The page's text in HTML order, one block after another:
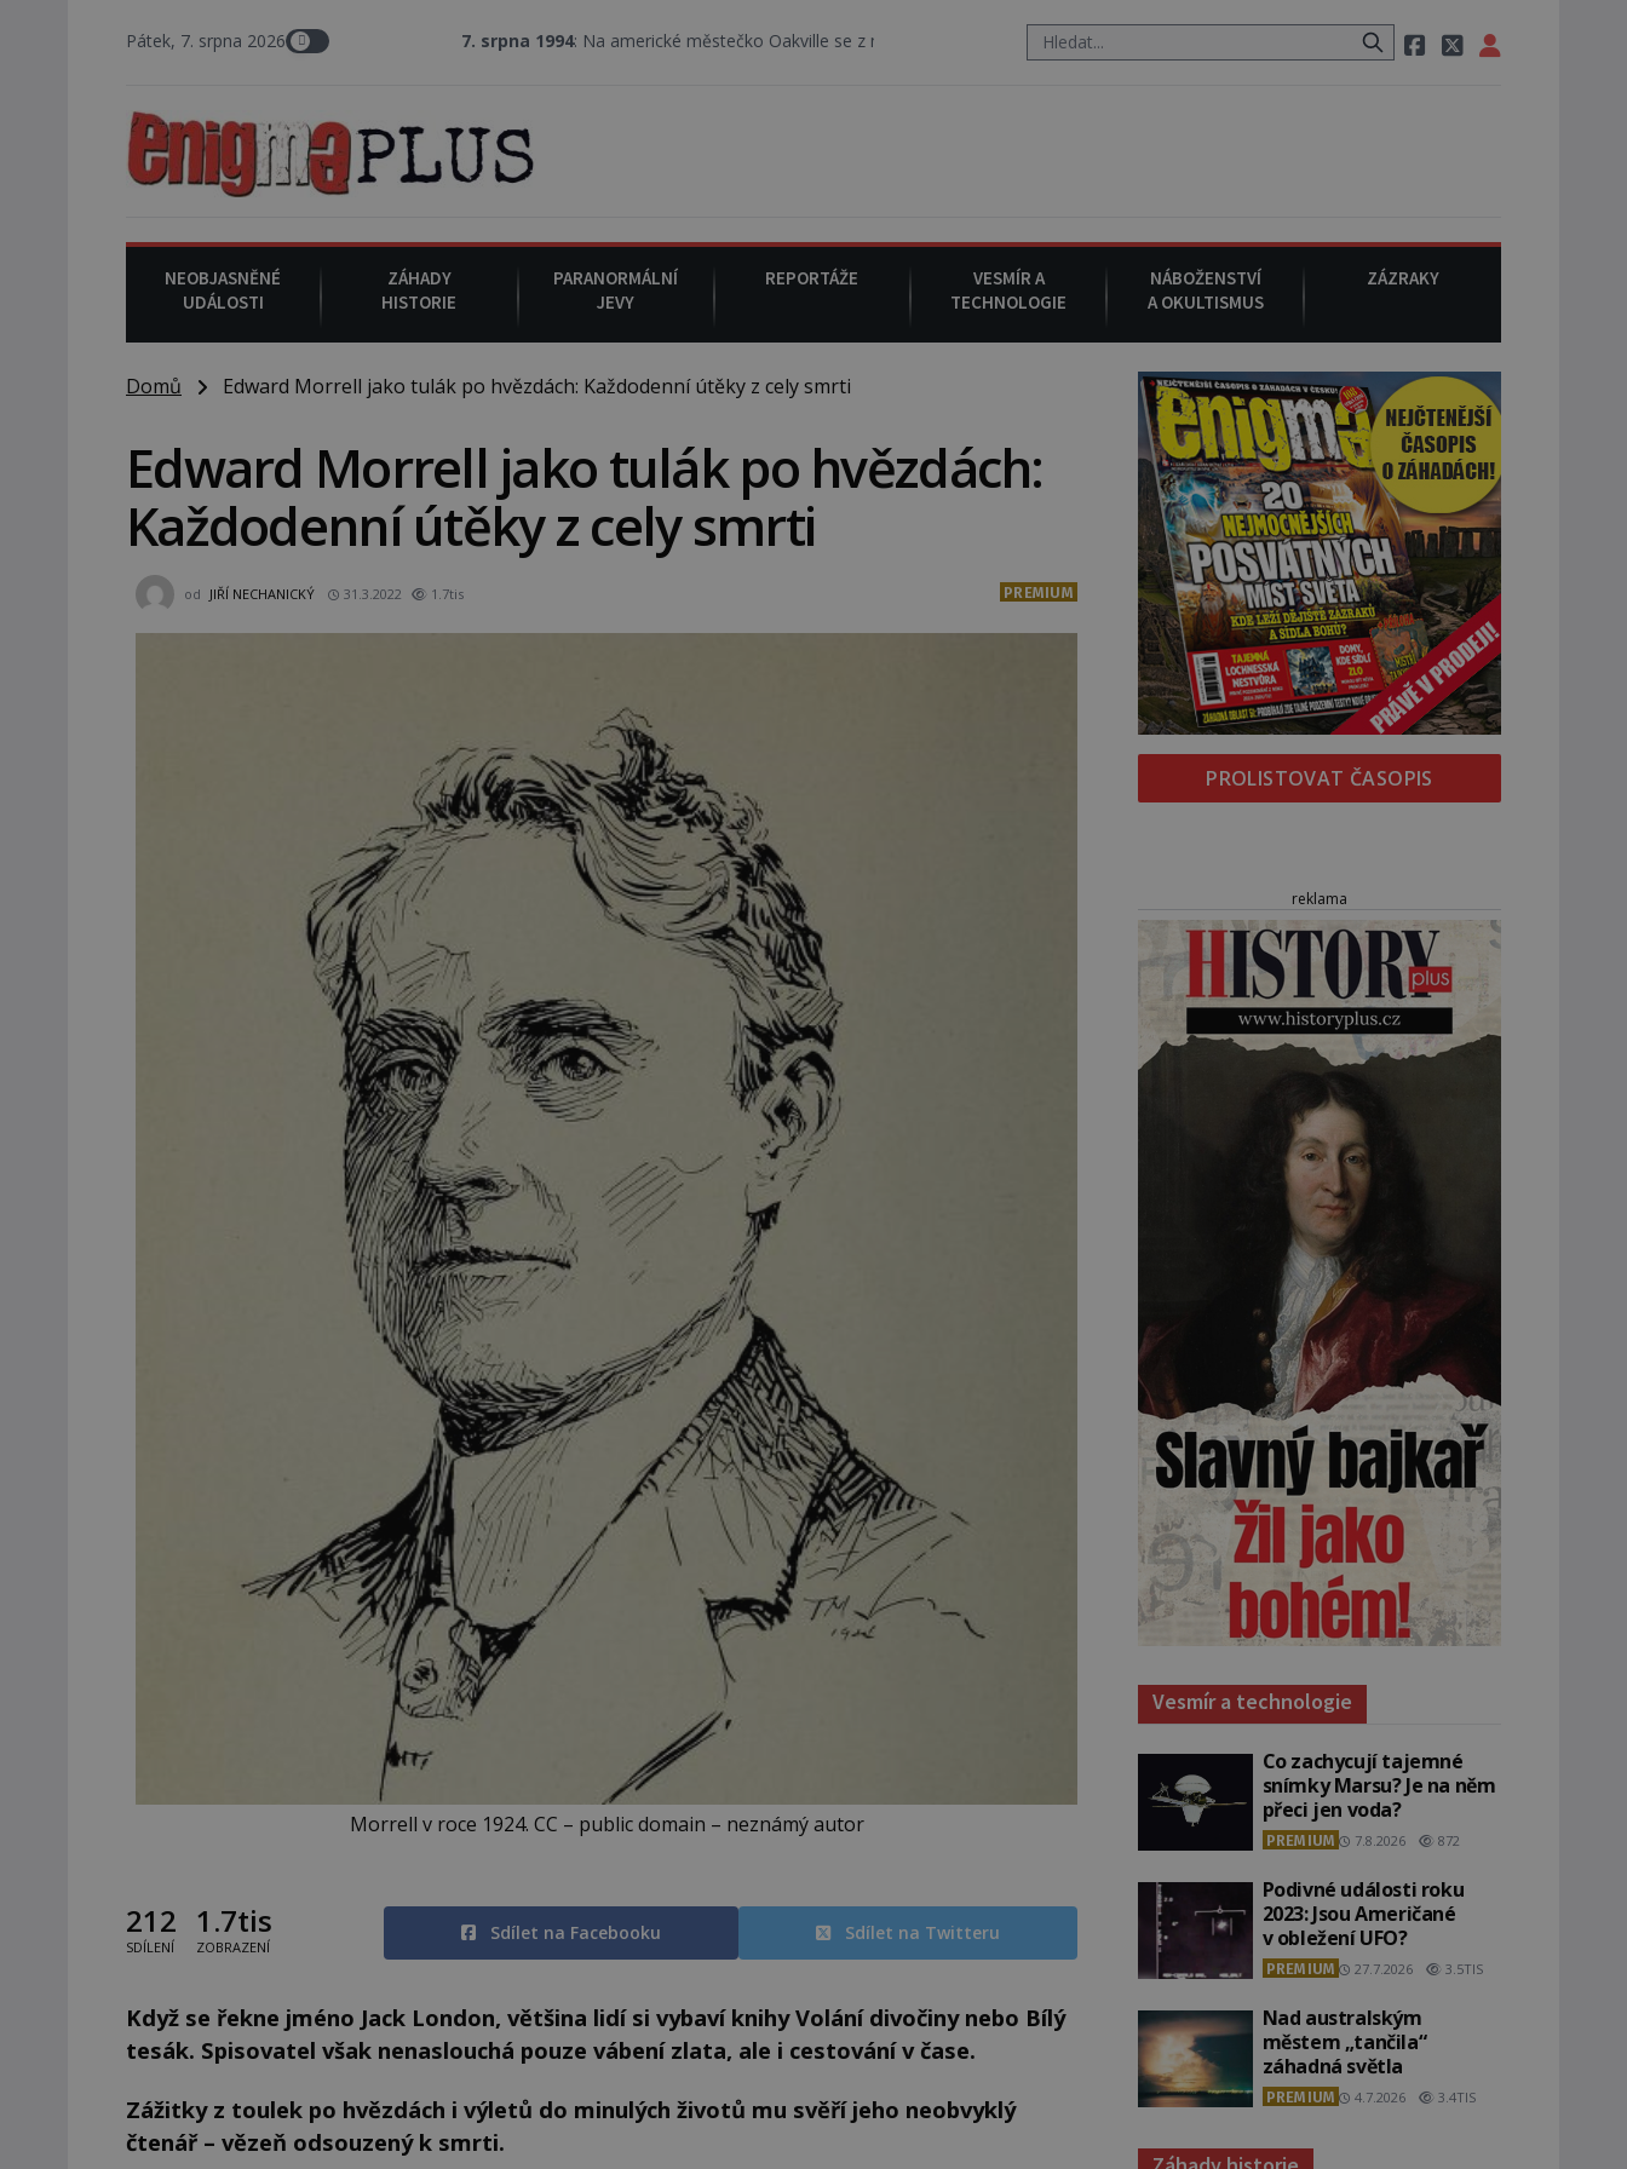
Pátek, 7. srpna 2026 7. srpna 1994: Na americké městečko Oakville se z nebe snáší podivná rosolovitá látka neznámého původu. 7. srpna 1994: Na americké městečko
NEOBJASNĚNÉ
UDÁLOSTI
ZÁHADY
HISTORIE
PARANORMÁLNÍ
JEVY
REPORTÁŽE
VESMÍR A
TECHNOLOGIE
NÁBOŽENSTVÍ
A OKULTISMUS
ZÁZRAKY
Domů Edward Morrell jako tulák po hvězdách: Každodenní útěky z cely smrti
Edward Morrell jako tulák po hvězdách:
Každodenní útěky z cely smrti
od JIŘÍ NECHANICKÝ 31.3.2022 1.7tis PREMIUM
Morrell v roce 1924. CC – public domain – neznámý autor
212
SDÍLENÍ
1.7tis
ZOBRAZENÍ
Sdílet na Facebooku Sdílet na Twitteru
Když se řekne jméno Jack London, většina lidí si vybaví knihy Volání divočiny nebo Bílý
tesák. Spisovatel však nenaslouchá pouze vábení zlata, ale i cestování v čase.
Zážitky z toulek po hvězdách i výletů do minulých životů mu svěří jeho neobvyklý
čtenář – vězeň odsouzený k smrti.
PROLISTOVAT ČASOPIS
reklama
Vesmír a technologie
Co zachycují tajemné
snímky Marsu? Je na něm
přeci jen voda?
PREMIUM 7.8.2026 872
Podivné události roku
2023: Jsou Američané
v obležení UFO?
PREMIUM 27.7.2026 3.5TIS
Nad australským
městem „tančila“
záhadná světla
PREMIUM 4.7.2026 3.4TIS